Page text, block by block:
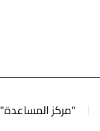
"مركز المساعدة"